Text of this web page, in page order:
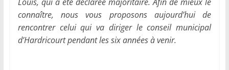
connaître, nous vous proposons aujourd’hui de
rencontrer celui qui va diriger le conseil municipal
d’Hardricourt pendant les six années à venir.